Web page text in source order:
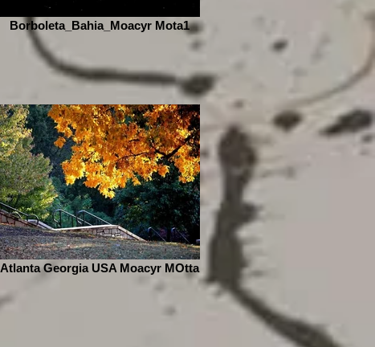
Borboleta_Bahia_Moacyr Mota1
Atlanta Georgia USA Moacyr MOtta